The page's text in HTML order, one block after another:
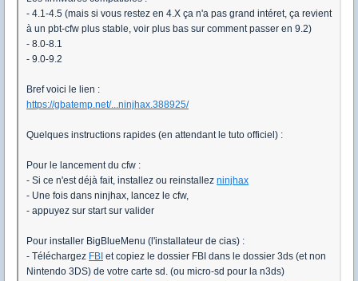
- 4.1-4.5 (mais si vous restez en 4.X ça n'a pas grand intéret, ça revient
à un pbt-cfw plus stable, voir plus bas sur comment passer en 9.2)
- 8.0-8.1
- 9.0-9.2
Bref voici le lien :
https://gbatemp.net/...ninjhax.388925/
Quelques instructions rapides (en attendant le tuto officiel) :
Pour le lancement du cfw :
- Si ce n'est déjà fait, installez ou reinstallez ninjhax
- Une fois dans ninjhax, lancez le cfw,
- appuyez sur start sur valider
Pour installer BigBlueMenu (l'installateur de cias) :
- Téléchargez FBI et copiez le dossier FBI dans le dossier 3ds (et non
Nintendo 3DS) de votre carte sd. (ou micro-sd pour la n3ds)